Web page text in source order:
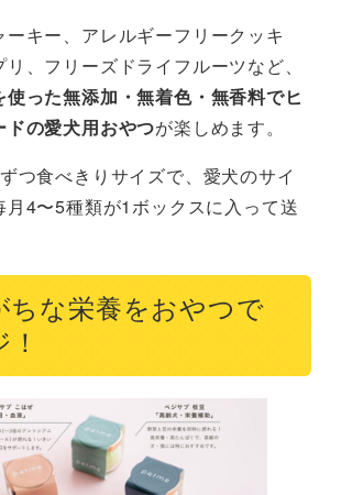
キー、アレルギーフリークッキ
、フリーズドライフルーツなど、
った無添加・無着色・無香料でヒ
ドの愛犬用おやつが楽しめます。
つ食べきりサイズで、愛犬のサイ
月4〜5種類が1ボックスに入って送
ちな栄養をおやつで